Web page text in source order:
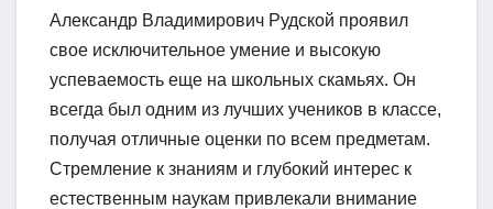
Александр Владимирович Рудской проявил
свое исключительное умение и высокую
успеваемость еще на школьных скамьях. Он
всегда был одним из лучших учеников в классе,
получая отличные оценки по всем предметам.
Стремление к знаниям и глубокий интерес к
естественным наукам привлекали внимание